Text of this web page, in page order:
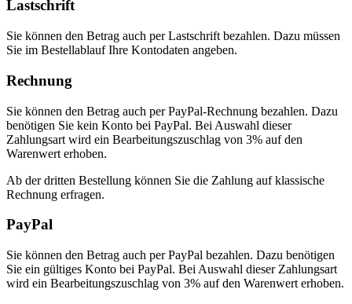
Lastschrift
Sie können den Betrag auch per Lastschrift bezahlen. Dazu müssen
Sie im Bestellablauf Ihre Kontodaten angeben.
Rechnung
Sie können den Betrag auch per PayPal-Rechnung bezahlen. Dazu
benötigen Sie kein Konto bei PayPal. Bei Auswahl dieser
Zahlungsart wird ein Bearbeitungszuschlag von 3% auf den
Warenwert erhoben.
Ab der dritten Bestellung können Sie die Zahlung auf klassische
Rechnung erfragen.
PayPal
Sie können den Betrag auch per PayPal bezahlen. Dazu benötigen
Sie ein gültiges Konto bei PayPal. Bei Auswahl dieser Zahlungsart
wird ein Bearbeitungszuschlag von 3% auf den Warenwert erhoben.